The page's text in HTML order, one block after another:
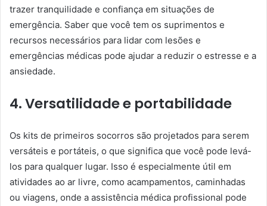
trazer tranquilidade e confiança em situações de
emergência. Saber que você tem os suprimentos e
recursos necessários para lidar com lesões e
emergências médicas pode ajudar a reduzir o estresse e a
ansiedade.
4. Versatilidade e portabilidade
Os kits de primeiros socorros são projetados para serem
versáteis e portáteis, o que significa que você pode levá-
los para qualquer lugar. Isso é especialmente útil em
atividades ao ar livre, como acampamentos, caminhadas
ou viagens, onde a assistência médica profissional pode